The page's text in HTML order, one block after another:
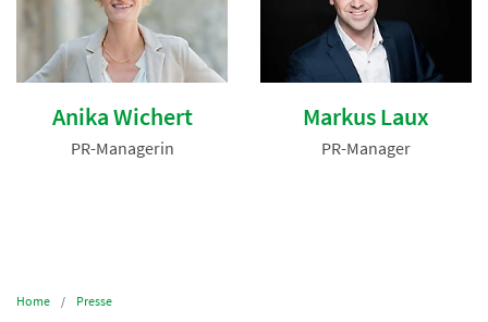
Anika Wichert
PR-Managerin
Markus Laux
PR-Manager
Home Presse